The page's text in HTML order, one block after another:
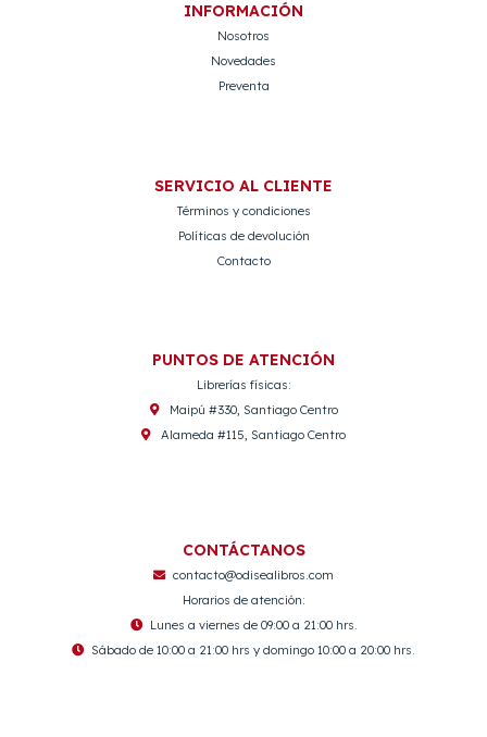
INFORMACIÓN
Nosotros
Novedades
Preventa
SERVICIO AL CLIENTE
Términos y condiciones
Políticas de devolución
Contacto
PUNTOS DE ATENCIÓN
Librerías físicas:
Maipú #330, Santiago Centro
Alameda #115, Santiago Centro
CONTÁCTANOS
contacto@odisealibros.com
Horarios de atención:
Lunes a viernes de 09:00 a 21:00 hrs.
Sábado de 10:00 a 21:00 hrs y domingo 10:00 a 20:00 hrs.